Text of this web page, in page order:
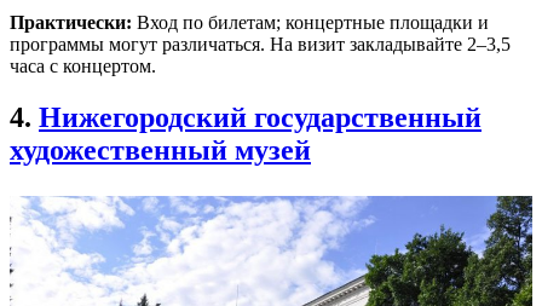
Практически: Вход по билетам; концертные площадки и
программы могут различаться. На визит закладывайте 2–3,5
часа с концертом.
4. Нижегородский государственный
художественный музей